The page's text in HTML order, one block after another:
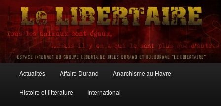
Aller
contenu
principal
Aller
contenu
secondaire
Le Libertaire
principal
Actualités Affaire Durand Anarchisme au Havre
Histoire et littérature International